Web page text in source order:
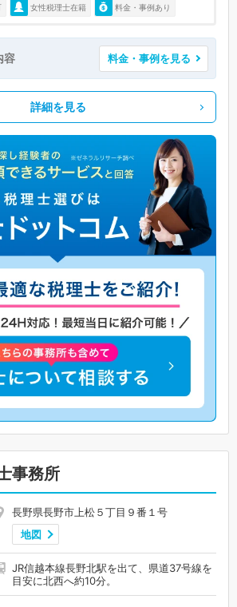
女性税理士在籍 料金・事例あり
容 料金・事例を見る
詳細を見る
事務所
長野県長野市上松５丁目９番１号
地図
JR信越本線長野北駅を出て、県道37号線を
目安に北西へ約10分。